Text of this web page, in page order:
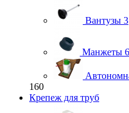
Вантузы 3
Манжеты 6
160
Крепеж для труб